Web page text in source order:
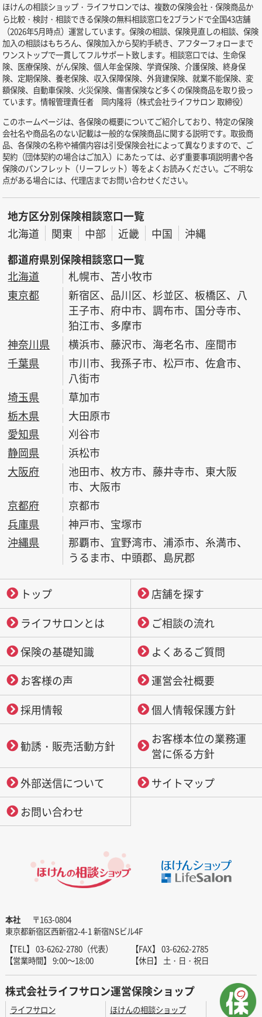
ほけんの相談ショップ・ライフサロンでは、複数の保険会社・保険商品か
ら比較・検討・相談できる保険の無料相談窓口を2ブランドで全国43店舗
（2026年5月時点）運営しています。保険の相談、保険見直しの相談、保険
加入の相談はもちろん、保険加入から契約手続き、アフターフォローまで
ワンストップで一貫してフルサポート致します。相談窓口では、生命保
険、医療保険、がん保険、個人年金保険、学資保険、介護保険、終身保
険、定期保険、養老保険、収入保障保険、外貨建保険、就業不能保険、変
額保険、自動車保険、火災保険、傷害保険など多くの保険商品を取り扱っ
ています。情報管理責任者 岡内隆将（株式会社ライフサロン 取締役）
このホームページは、各保険の概要についてご紹介しており、特定の保険
会社名や商品名のない記載は一般的な保険商品に関する説明です。取扱商
品、各保険の名称や補償内容は引受保険会社によって異なりますので、ご
契約（団体契約の場合はご加入）にあたっては、必ず重要事項説明書や各
保険のパンフレット（リーフレット）等をよくお読みください。ご不明な
点がある場合には、代理店までお問い合わせください。
地方区分別保険相談窓口一覧
北海道
関東 中部 近畿 中国
沖縄
都道府県別保険相談窓口一覧
北海道
札幌市、苫小牧市
東京都
新宿区、品川区、杉並区、板橋区、八
王子市、府中市、調布市、国分寺市、
狛江市、多摩市
神奈川県
横浜市、藤沢市、海老名市、座間市
千葉県
市川市、我孫子市、松戸市、佐倉市、
八街市
埼玉県
草加市
栃木県
大田原市
愛知県
刈谷市
静岡県
浜松市
大阪府
池田市、枚方市、藤井寺市、東大阪
市、大阪市
京都府
京都市
兵庫県
神戸市、宝塚市
沖縄県
那覇市、宜野湾市、浦添市、糸満市、
うるま市、中頭郡、島尻郡
トップ
店舗を探す
ライフサロンとは
ご相談の流れ
保険の基礎知識
よくあるご質問
お客様の声
運営会社概要
採用情報
個人情報保護方針
勧誘・販売活動方針
お客様本位の業務運
営に係る方針
外部送信について
サイトマップ
お問い合わせ
本社
〒163-0804
東京都新宿区西新宿2-4-1 新宿NSビル4F
【TEL】 03-6262-2780（代表）
【FAX】 03-6262-2785
【営業時間】 9:00～18:00
【休日】 土・日・祝日
株式会社ライフサロン運営保険ショップ
ライフサロン ほけんの相談ショップ